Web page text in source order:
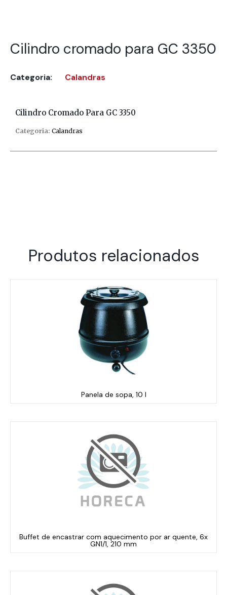
Cilindro cromado para GC 3350
Categoria: Calandras
Cilindro Cromado Para GC 3350
Categoria: Calandras
Produtos relacionados
Panela de sopa, 10 l
Buffet de encastrar com aquecimento por ar quente, 6x
GN1/1, 210 mm